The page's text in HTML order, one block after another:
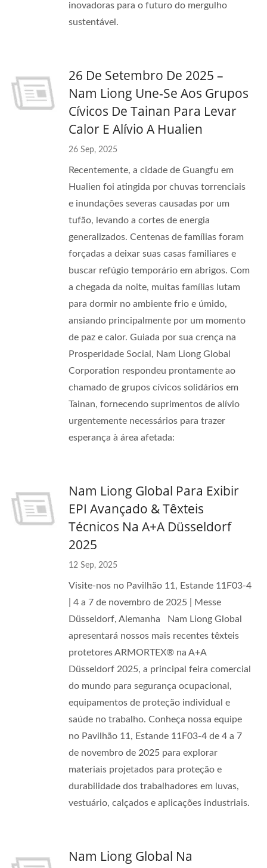
inovadoras para o futuro do mergulho
sustentável.
26 De Setembro De 2025 –
Nam Liong Une-Se Aos Grupos
Cívicos De Tainan Para Levar
Calor E Alívio A Hualien
26 Sep, 2025
Recentemente, a cidade de Guangfu em
Hualien foi atingida por chuvas torrenciais
e inundações severas causadas por um
tufão, levando a cortes de energia
generalizados. Centenas de famílias foram
forçadas a deixar suas casas familiares e
buscar refúgio temporário em abrigos. Com
a chegada da noite, muitas famílias lutam
para dormir no ambiente frio e úmido,
ansiando principalmente por um momento
de paz e calor. Guiada por sua crença na
Prosperidade Social, Nam Liong Global
Corporation respondeu prontamente ao
chamado de grupos cívicos solidários em
Tainan, fornecendo suprimentos de alívio
urgentemente necessários para trazer
esperança à área afetada:
Nam Liong Global Para Exibir
EPI Avançado & Têxteis
Técnicos Na A+A Düsseldorf
2025
12 Sep, 2025
Visite-nos no Pavilhão 11, Estande 11F03-4
| 4 a 7 de novembro de 2025 | Messe
Düsseldorf, Alemanha Nam Liong Global
apresentará nossos mais recentes têxteis
protetores ARMORTEX® na A+A
Düsseldorf 2025, a principal feira comercial
do mundo para segurança ocupacional,
equipamentos de proteção individual e
saúde no trabalho. Conheça nossa equipe
no Pavilhão 11, Estande 11F03-4 de 4 a 7
de novembro de 2025 para explorar
materiais projetados para proteção e
durabilidade dos trabalhadores em luvas,
vestuário, calçados e aplicações industriais.
Nam Liong Global Na